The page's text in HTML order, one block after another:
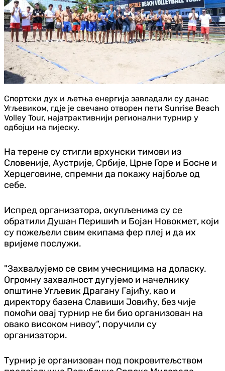
Спортски дух и љетња енергија завладали су данас
Угљевиком, гдје је свечано отворен пети Sunrise Beach
Volley Tour, најатрактивнији регионални турнир у
одбојци на пијеску.
На терене су стигли врхунски тимови из
Словеније, Аустрије, Србије, Црне Горе и Босне и
Херцеговине, спремни да покажу најбоље од
себе.
Испред организатора, окупљенима су се
обратили Душан Перишић и Бојан Новокмет, који
су пожељели свим екипама фер плеј и да их
вријеме послужи.
"Захваљујемо се свим учесницима на доласку.
Огромну захвалност дугујемо и начелнику
општине Угљевик Драгану Гајићу, као и
директору базена Славиши Јовићу, без чије
помоћи овај турнир не би био организован на
овако високом нивоу“, поручили су
организатори.
Турнир је организован под покровитељством